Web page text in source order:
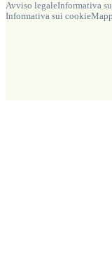
Avviso legaleInformativa
Informativa sui cookie